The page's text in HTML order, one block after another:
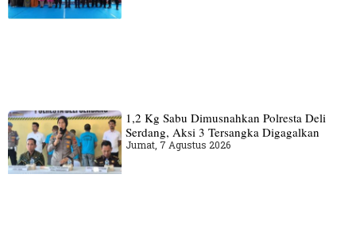
1,2 Kg Sabu Dimusnahkan Polresta Deli
Serdang, Aksi 3 Tersangka Digagalkan
Jumat, 7 Agustus 2026